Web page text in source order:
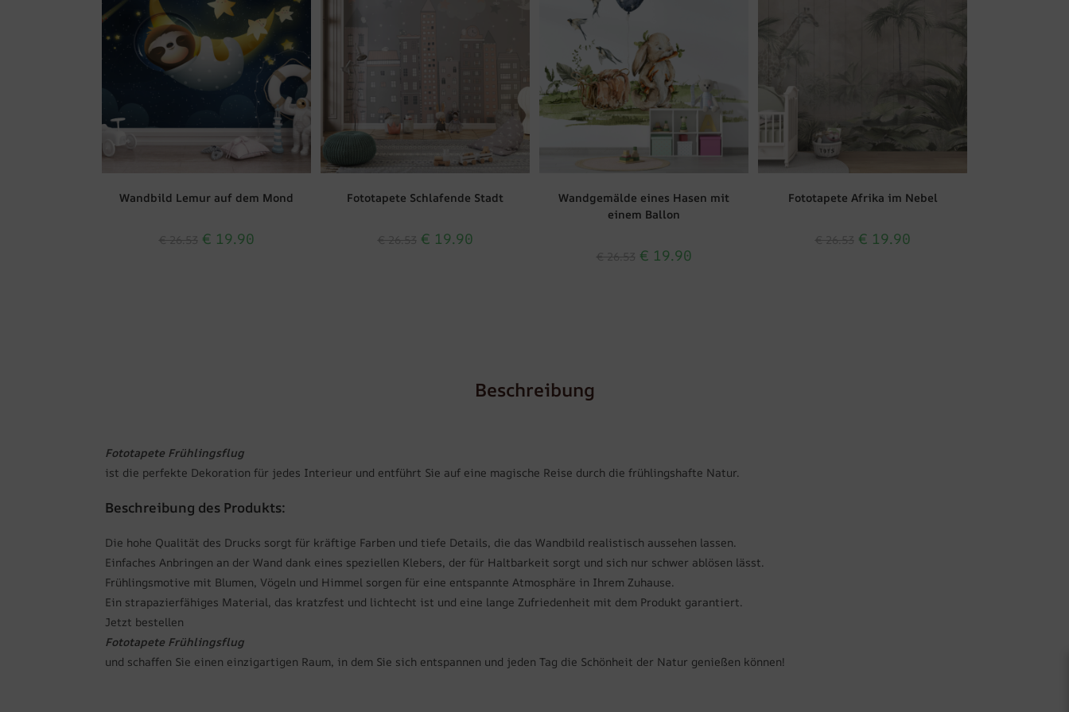
Wandbild Lemur auf dem Mond
€ 19.90
Fototapete Schlafende Stadt
€ 19.90
Wandgemälde eines Hasen mit
einem Ballon
€ 19.90
Fototapete Afrika im Nebel
€ 19.90
Beschreibung
Fototapete Frühlingsflug
ist die perfekte Dekoration für jedes Interieur und entführt Sie auf eine magische Reise durch die frühlingshafte Natur.
Beschreibung des Produkts:
Die hohe Qualität des Drucks sorgt für kräftige Farben und tiefe Details, die das Wandbild realistisch aussehen lassen.
Einfaches Anbringen an der Wand dank eines speziellen Klebers, der für Haltbarkeit sorgt und sich nur schwer ablösen lässt.
Frühlingsmotive mit Blumen, Vögeln und Himmel sorgen für eine entspannte Atmosphäre in Ihrem Zuhause.
Ein strapazierfähiges Material, das kratzfest und lichtecht ist und eine lange Zufriedenheit mit dem Produkt garantiert.
Jetzt bestellen
Fototapete Frühlingsflug
und schaffen Sie einen einzigartigen Raum, in dem Sie sich entspannen und jeden Tag die Schönheit der Natur genießen können!